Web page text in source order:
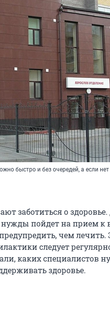
быстро и без очередей, а если
заботиться о
пойдет на прием к
чем лечить.
следует
каких специалистов
здоровье.